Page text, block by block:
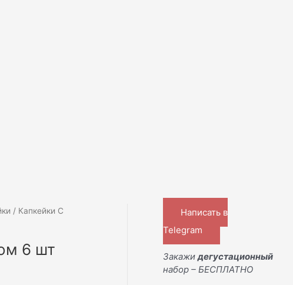
/ Капкейки С
6 шт
Написать в
Telegram
Закажидегустационный
набор – БЕСПЛАТНО